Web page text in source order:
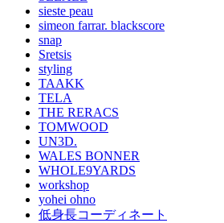
sieste peau
simeon farrar. blackscore
snap
Sretsis
styling
TAAKK
TELA
THE RERACS
TOMWOOD
UN3D.
WALES BONNER
WHOLE9YARDS
workshop
yohei ohno
低身長コーディネート